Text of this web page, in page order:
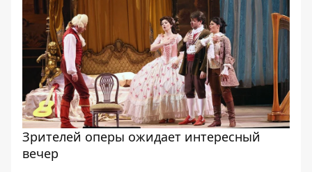
Зрителей оперы ожидает интересный
вечер